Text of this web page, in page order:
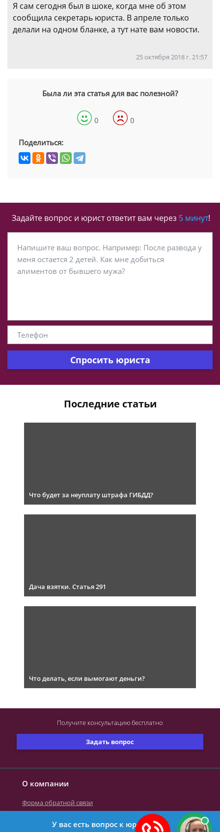
Я сам сегодня был в шоке, когда мне об этом
сообщила секретарь юриста. В апреле только
делали на одном бланке, а тут нате вам новости.
25 октября 2018 г. 21:57
Была ли эта статья для вас полезной?
0 0
Поделиться:
Задайте вопрос и юрист ответит вам через 5 минут!
Спросить юриста
Последние статьи
Что будет за неуплату штрафа ГИБДД?
Дача взятки. Статья 291
Что делать, если вымогают деньги?
О компании
Форма обратной связи
Задать вопрос
Получите консультациюбесплатно
У вас есть вопрос к юристу?